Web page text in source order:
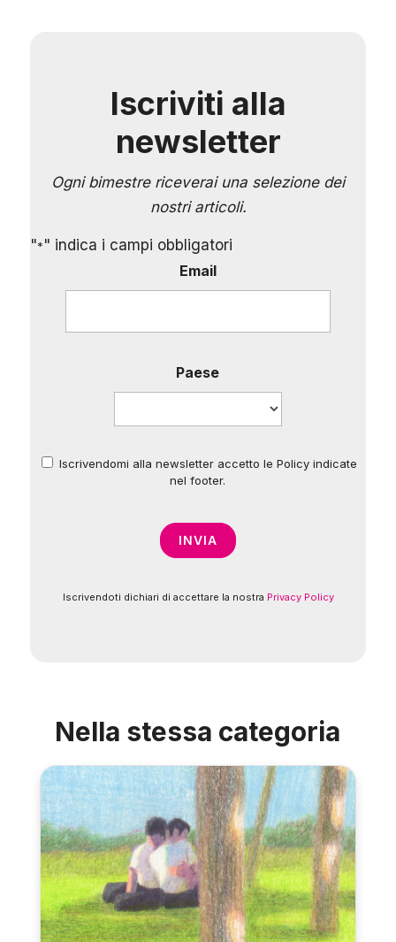
Iscriviti alla
newsletter
Ogni bimestre riceverai una selezione dei
nostri articoli.
"*" indica i campi obbligatori
Email
Paese
*
Iscrivendomi alla newsletter accetto le Policy indicate
nel footer.
Iscrivendoti dichiari di accettare la nostra Privacy Policy
Nella stessa categoria